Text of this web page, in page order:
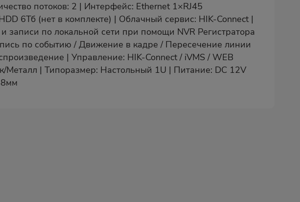
потоков: 2 | Интерфейс: Ethernet 1×RJ45
6Тб (нет в комплекте) | Облачный сервис: HIK-Connect |
записи по локальной сети при помощи NVR Регистратора
по событию / Движение в кадре / Пересечение линии
| Управление: HIK-Connect / iVMS / WEB
Металл | Типоразмер: Настольный 1U | Питание: DC 12V